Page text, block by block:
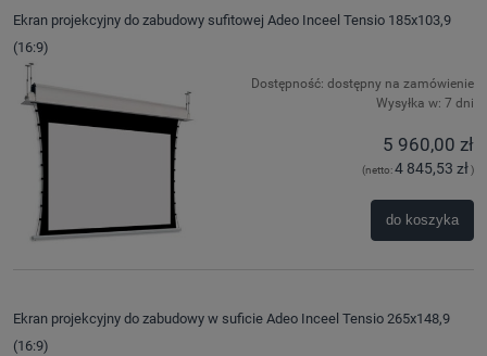
Ekran projekcyjny do zabudowy sufitowej Adeo Inceel Tensio 185x103,9
(16:9)
Dostępność: dostępny na zamówienie
Wysyłka w: 7 dni
5 960,00 zł
(netto:4 845,53 zł)
do koszyka
Ekran projekcyjny do zabudowy w suficie Adeo Inceel Tensio 265x148,9
(16:9)